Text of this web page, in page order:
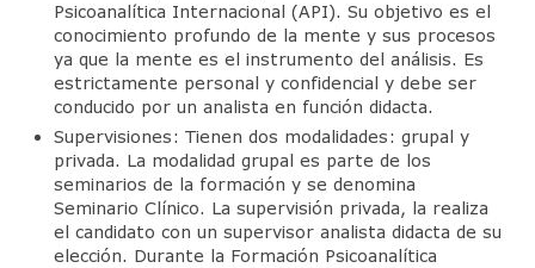
Jornadas de Niñas, Niños y Adolescentes
Miembros
Material de Lectura
Servicio Psicoanalítico de Extensión Comunitaria
Actividades
Psicoanalítica Internacional (API). Su objetivo es el
conocimiento profundo de la mente y sus procesos
ya que la mente es el instrumento del análisis. Es
estrictamente personal y confidencial y debe ser
conducido por un analista en función didacta.
Supervisiones: Tienen dos modalidades: grupal y
privada. La modalidad grupal es parte de los
seminarios de la formación y se denomina
Seminario Clínico. La supervisión privada, la realiza
el candidato con un supervisor analista didacta de su
elección. Durante la Formación Psicoanalítica